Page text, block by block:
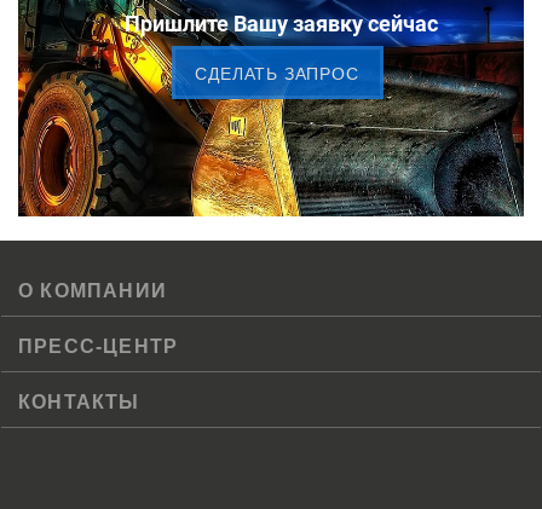
Пришлите Вашу заявку сейчас
CДЕЛАТЬ ЗАПРОС
О КОМПАНИИ
ПРЕСС-ЦЕНТР
КОНТАКТЫ